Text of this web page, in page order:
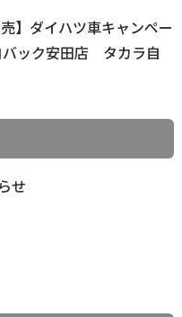
】ダイハツ車キャンペー
バック安田店 タカラ自
せ